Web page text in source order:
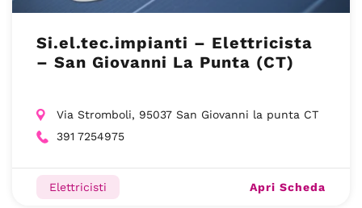
Si.el.tec.impianti – Elettricista
– San Giovanni La Punta (CT)
Via Stromboli, 95037 San Giovanni la punta CT
391 7254975
Elettricisti Apri Scheda